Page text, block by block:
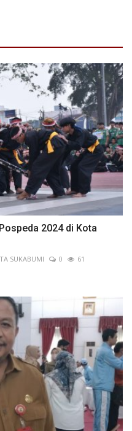
2024 di Kota
SUKABUMI 0
61